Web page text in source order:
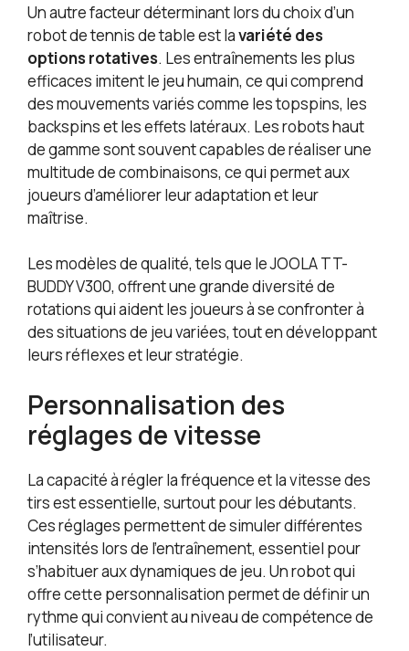
Un autre facteur déterminant lors du choix d’un
robot de tennis de table est lavariété des
options rotatives. Les entraînements les plus
efficaces imitent le jeu humain, ce qui comprend
des mouvements variés comme les topspins, les
backspins et les effets latéraux. Les robots haut
de gamme sont souvent capables de réaliser une
multitude de combinaisons, ce qui permet aux
joueurs d’améliorer leur adaptation et leur
maîtrise.
Les modèles de qualité, tels que le JOOLA TT-
BUDDY V300, offrent une grande diversité de
rotations qui aident les joueurs à se confronter à
des situations de jeu variées, tout en développant
leurs réflexes et leur stratégie.
Personnalisation des
réglages de vitesse
La capacité à régler la fréquence et la vitesse des
tirs est essentielle, surtout pour les débutants.
Ces réglages permettent de simuler différentes
intensités lors de l’entraînement, essentiel pour
s’habituer aux dynamiques de jeu. Un robot qui
offre cette personnalisation permet de définir un
rythme qui convient au niveau de compétence de
l’utilisateur.